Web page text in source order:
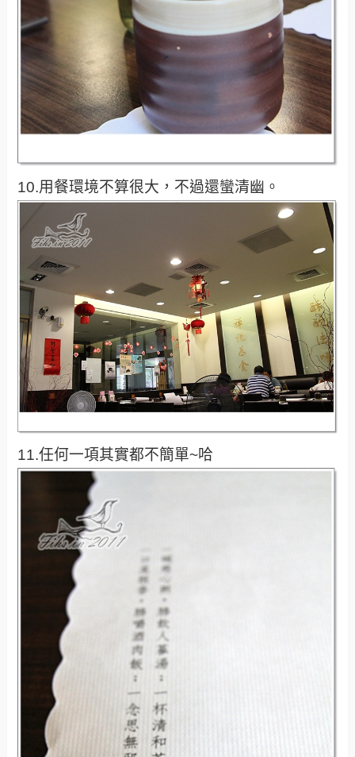
10.用餐環境不算很大，不過還蠻清幽。
11.任何一項其實都不簡單~哈